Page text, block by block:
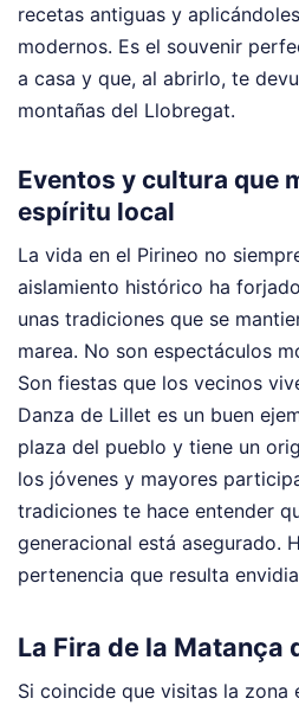
recetas antiguas y
modernos. Es el souvenir
a casa y que, al abrirlo, te
montañas del Llobregat.
Eventos y cultura que
espíritu local
La vida en el Pirineo no
aislamiento histórico ha
unas tradiciones que se
marea. No son espectáculos
Son fiestas que los vecinos
Danza de Lillet es un buen
plaza del pueblo y tiene un
los jóvenes y mayores
tradiciones te hace entender
generacional está asegurado.
pertenencia que resulta
La Fira de la Matança
Si coincide que visitas la zona